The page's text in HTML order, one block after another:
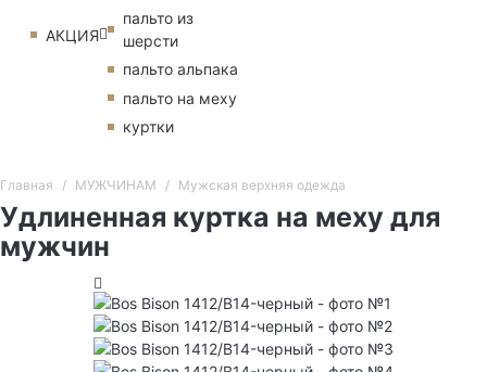
АКЦИЯ
пальто из
шерсти
пальто альпака
пальто на меху
куртки
Главная МУЖЧИНАМ Мужская верхняя одежда
Удлиненная куртка на меху для
мужчин